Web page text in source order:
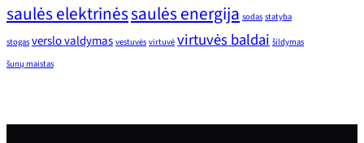
saulės elektrinėssaulės energija sodas statyba
stogas verslo valdymas vestuvės virtuvė virtuvės baldai šildymas
šunų maistas